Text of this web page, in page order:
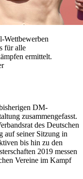
Wettbewerben
für alle
ermittelt.
DM-
zusammengefasst.
des Deutschen
auf seiner Sitzung in
bis hin zu den
2019 messen
Vereine im Kampf